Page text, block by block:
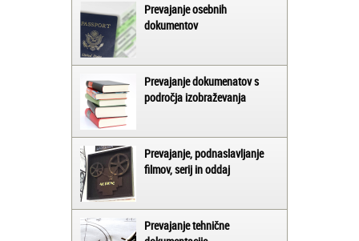
Prevajanje osebnih
dokumentov
Prevajanje dokumenatov s
področja izobraževanja
Prevajanje, podnaslavljanje
filmov, serij in oddaj
Prevajanje tehnične